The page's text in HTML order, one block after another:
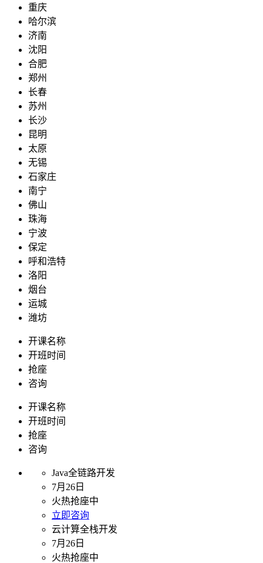
重庆
哈尔滨
济南
沈阳
合肥
郑州
长春
苏州
长沙
昆明
太原
无锡
石家庄
南宁
佛山
珠海
宁波
保定
呼和浩特
洛阳
烟台
运城
潍坊
开课名称
开班时间
抢座
咨询
开课名称
开班时间
抢座
咨询
Java全链路开发
7月26日
火热抢座中
立即咨询
云计算全栈开发
7月26日
火热抢座中